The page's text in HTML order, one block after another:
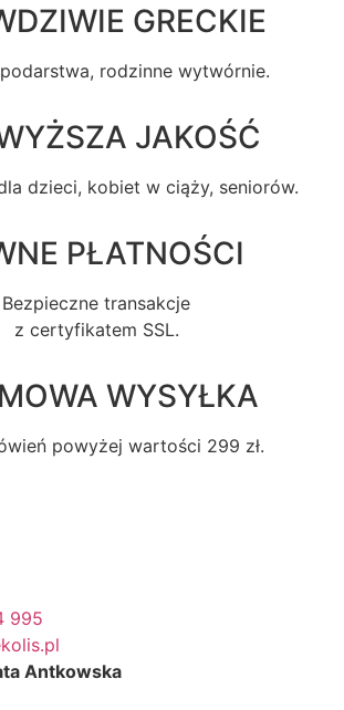
GRECKIE
rodzinne wytwórnie.
JAKOŚĆ
dzieci, kobiet w ciąży, seniorów.
PŁATNOŚCI
Bezpieczne transakcje
z certyfikatem SSL.
WYSYŁKA
powyżej wartości 299 zł.
995
Antkowska